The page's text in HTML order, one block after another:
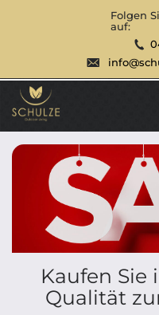
Folgen
auf:
Kaufen Sie
Qualität